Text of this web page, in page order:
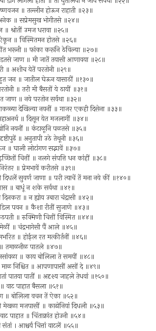
॥ तल्लीन होऊन राहाती ॥२३॥
॥ सप्रेमसुख भोगीतसे ॥२४॥
श्रोतीं उमज धरावा ॥२५॥
ऐकून ॥ विस्मितमन होतसे ॥२६॥
भरूनी ॥ फांका करूनि ठेविल्या ॥२७॥
जाण ॥ मी जातें तयासी आणावया ॥२८॥
॥ अशीच येतें परतोनी ॥२९॥
जन ॥ जातील घेऊन यासाठीं ॥१३०॥
॥ तरी मी बैसतों ये ठायीं ॥३१॥
जाण ॥ नये परतोन सर्वथा ॥३२॥
देखिल्या नयनीं ॥ गाजर एकही दिसेना ॥३३॥
॥ दिसून येत मजलागीं ॥३४॥
नयनीं ॥ कंटाळूनि पळतसे ॥३५॥
॥ अनुतापी उठे तेथूनी ॥३६॥
॥ घाली लोटांगण सद्भावें ॥३७॥
चित्तीं ॥ नलगे संपत्ति धन कांहीं ॥३८॥
॥ प्रेमभावें करीतसे ॥३९॥
दिधलें सुवर्ण जाणा ॥ परी त्याचें तें मना नये कीं ॥१४०॥
आस ॥ बाधूं न शके सर्वथा ॥४१॥
॥ न ह्योय उबारा चंद्रासी ॥४२॥
पवन ॥ कैशा रीतीं सुजाणे ॥४३॥
॥ रुक्मिणी चित्तीं विस्मित ॥४४॥
मेळीं ॥ चंद्रभागेसी पैं आले ॥४५॥
॥ होईल रत मत्कीर्तनीं ॥४६॥
तमाळनीळ पातले ॥४७॥
॥ काय बोलिला ते समयीं ॥४८॥
माळ निश्चित ॥ आपणापासीं असों दे ॥४९॥
पातया पातीं ॥ अदृश्य जाहले तेधवां ॥१५०॥
वाट पाहात बैसला ॥५१॥
॥ बोलिला वचन तें ऐका ॥५२॥
मजपासीं ॥ काढोनियां दिधली ॥५३॥
॥ चिंताक्रांत होउनी ॥५४॥
। आश्चर्य चित्तां वाटलें ॥५५॥